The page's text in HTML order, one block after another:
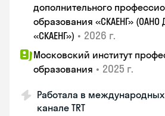
дополнительного
образования «СКАЕНГ» (ОАНО
«СКАЕНГ») • 2026 г.
Московский институт
образования • 2025 г.
Работала в
канале TRT